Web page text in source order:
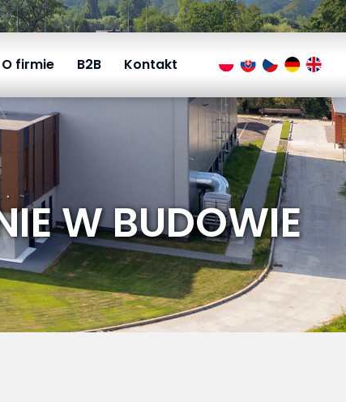
O firmie B2B Kontakt
W BUDOWIE